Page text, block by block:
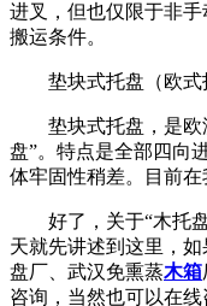
进叉，但也仅限于非
搬运条件。
垫块式托盘（
垫块式托盘，是
盘”。特点是全部四向
体牢固性稍差。目前在
好了，关于“木托
天就先讲述到这里，
盘厂、武汉免熏蒸木箱
咨询，当然也可以在线